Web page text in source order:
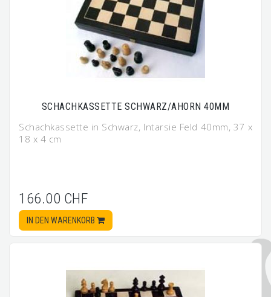
SCHACHKASSETTE SCHWARZ/AHORN 40MM
Schachkassette in Schwarz, Intarsie Feld 40mm, 37 x
18 x 4 cm
166.00 CHF
IN DEN WARENKORB